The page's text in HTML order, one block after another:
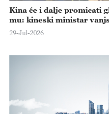
Kina će i dalje promicati
mu: kineski ministar
29-Jul-2026